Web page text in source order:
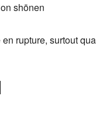
shōnen
rupture, surtout